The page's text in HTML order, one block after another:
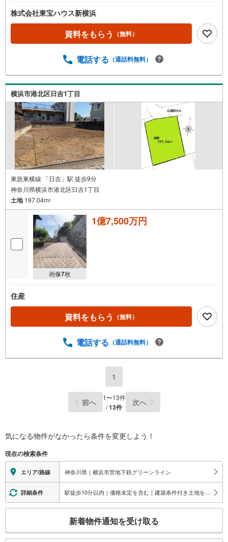
株式会社東宝ハウス新横浜
資料をもらう （無料）
電話する （通話料無料）
横浜市港北区日吉1丁目
東急東横線 「日吉」駅 徒歩9分
神奈川県横浜市港北区日吉1丁目
土地197.04m2
画像7枚
1億7,500万円
住産
資料をもらう （無料）
電話する （通話料無料）
1
前へ 1〜13件
/13件 次へ
気になる物件がなかったら条件を変更しよう！
現在の検索条件
エリア/路線 神奈川県｜横浜市営地下鉄グリーンライン
詳細条件 駅徒歩10分以内｜価格未定を含む｜建築条件付き土地を含む
検
新着物件通知を受け取る